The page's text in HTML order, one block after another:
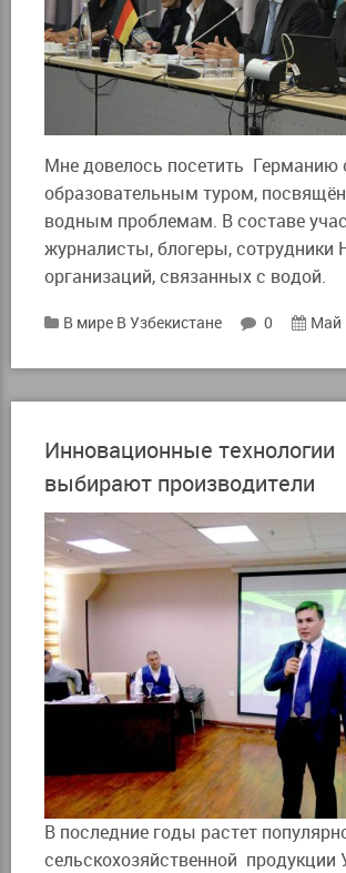
Мне довелось посетить Германию
образовательным туром,
водным проблемам. В составе
журналисты, блогеры, сотрудники
организаций, связанных с водой.
В мире В Узбекистане 0 Май
Инновационные технологии
выбирают производители
В последние годы растет
сельскохозяйственной продукции